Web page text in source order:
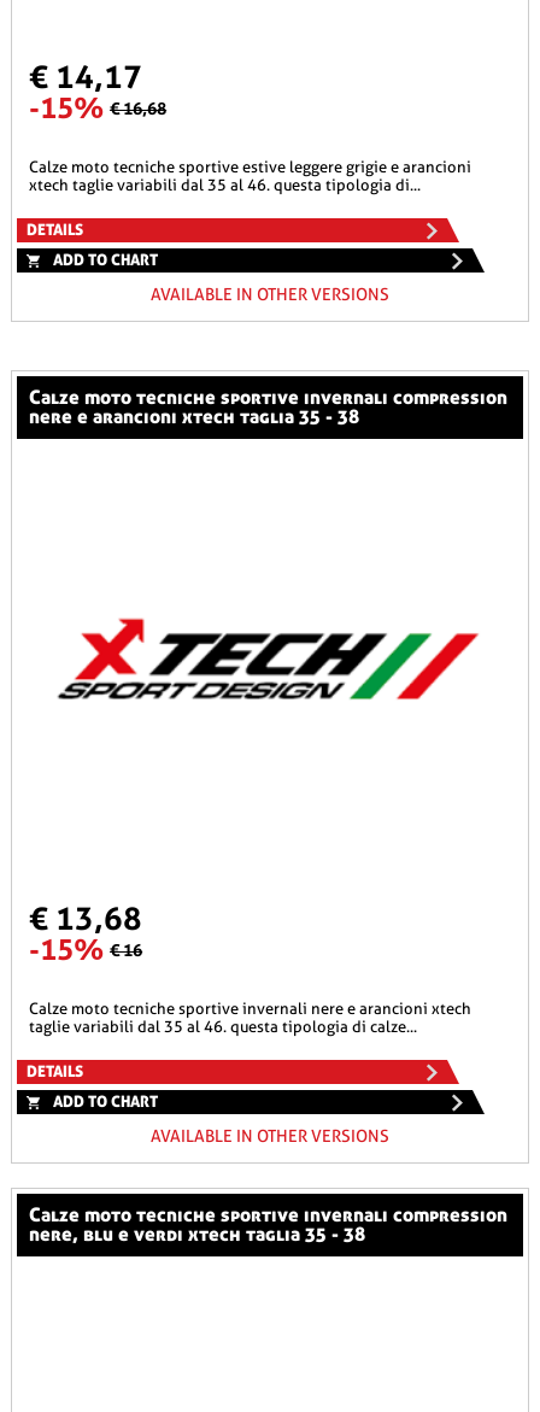
€ 14,17
-15% € 16,68
calze moto tecniche sportive estive leggere grigie e arancioni
xtech taglie variabili dal 35 al 46. questa tipologia di...
DETAILS
ADD TO CHART
AVAILABLE IN OTHER VERSIONS
calze moto tecniche sportive invernali compression
nere e arancioni xtech taglia 35 - 38
€ 13,68
-15% € 16
calze moto tecniche sportive invernali nere e arancioni xtech
taglie variabili dal 35 al 46. questa tipologia di calze...
DETAILS
ADD TO CHART
AVAILABLE IN OTHER VERSIONS
calze moto tecniche sportive invernali compression
nere, blu e verdi xtech taglia 35 - 38